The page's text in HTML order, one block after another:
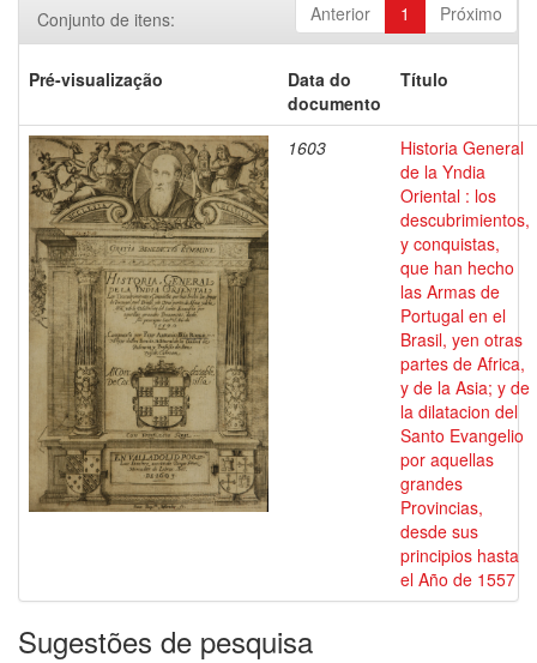
Anterior 1 Próximo
Conjunto de itens:
Pré-visualização
Data do
documento
Título
1603
Historia General
de la Yndia
Oriental : los
descubrimientos,
y conquistas,
que han hecho
las Armas de
Portugal en el
Brasil, yen otras
partes de Africa,
y de la Asia; y de
la dilatacion del
Santo Evangelio
por aquellas
grandes
Provincias,
desde sus
principios hasta
el Año de 1557
Sugestões de pesquisa